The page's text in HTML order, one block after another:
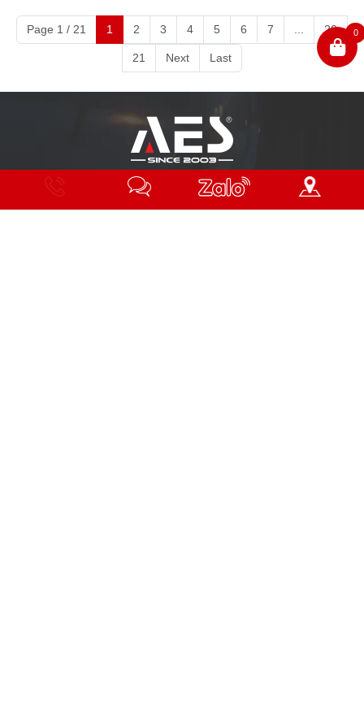
Page 1 / 21 1 2 3 4 5 6 7 20
21 Next Last
“THƯƠNG HIỆU ĐÈN TĂNG SÁNG TOÀN CẦU”
0